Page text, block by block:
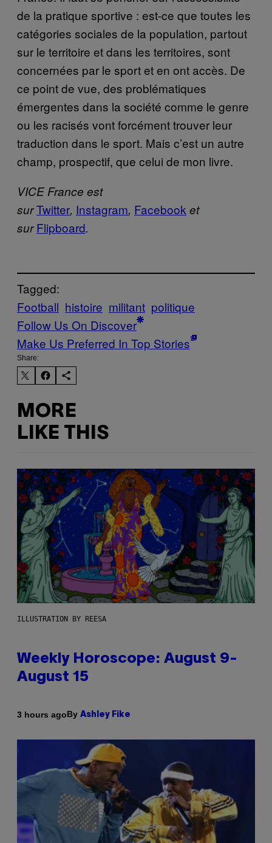
de la pratique sportive : est-ce que toutes les
catégories sociales de la population, partout
sur le territoire et dans les territoires, sont
concernées par le sport et en ont accès. De
ce point de vue, des problématiques
émergentes dans la société comme le genre
ou les racisés vont forcément trouver leur
traduction dans le sport. Mais c’est un autre
champ, prospectif, que celui de mon livre.
VICE France est
surTwitter, Instagram, Facebook et
sur Flipboard.
Tagged:
Football histoire militant politique
Follow Us On Discover
Make Us Preferred In Top Stories
Share:
MORE
LIKE THIS
ILLUSTRATION BY REESA
Weekly Horoscope: August 9-
August 15
3 hours agoBy Ashley Fike